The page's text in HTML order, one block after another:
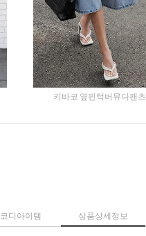
키바코 옆핀턱버뮤다팬츠
코디아이템 상품상세정보